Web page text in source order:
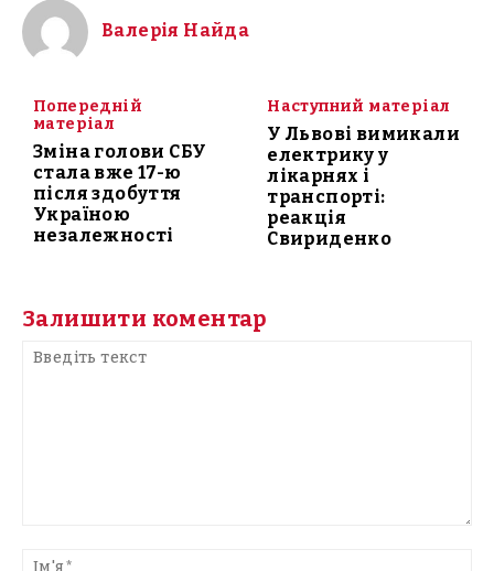
Валерія Найда
Попередній
матеріал
Зміна голови СБУ
стала вже 17-ю
після здобуття
Україною
незалежності
Наступний матеріал
У Львові вимикали
електрику у
лікарнях і
транспорті:
реакція
Свириденко
Залишити коментар
текст